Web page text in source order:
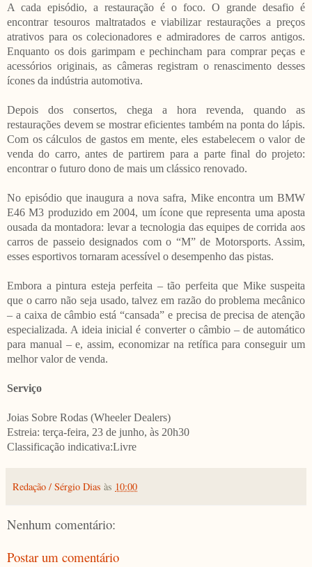
A cada episódio, a restauração é o foco. O grande desafio é
encontrar tesouros maltratados e viabilizar restaurações a preços
atrativos para os colecionadores e admiradores de carros antigos.
Enquanto os dois garimpam e pechincham para comprar peças e
acessórios originais, as câmeras registram o renascimento desses
ícones da indústria automotiva.
Depois dos consertos, chega a hora revenda, quando as
restaurações devem se mostrar eficientes também na ponta do lápis.
Com os cálculos de gastos em mente, eles estabelecem o valor de
venda do carro, antes de partirem para a parte final do projeto:
encontrar o futuro dono de mais um clássico renovado.
No episódio que inaugura a nova safra, Mike encontra um BMW
E46 M3 produzido em 2004, um ícone que representa uma aposta
ousada da montadora: levar a tecnologia das equipes de corrida aos
carros de passeio designados com o “M” de Motorsports. Assim,
esses esportivos tornaram acessível o desempenho das pistas.
Embora a pintura esteja perfeita – tão perfeita que Mike suspeita
que o carro não seja usado, talvez em razão do problema mecânico
– a caixa de câmbio está “cansada” e precisa de precisa de atenção
especializada. A ideia inicial é converter o câmbio – de automático
para manual – e, assim, economizar na retífica para conseguir um
melhor valor de venda.
Serviço
Joias Sobre Rodas (Wheeler Dealers)
Estreia: terça-feira, 23 de junho, às 20h30
Classificação indicativa:Livre
Redação / Sérgio Dias às 10:00
Nenhum comentário:
Postar um comentário